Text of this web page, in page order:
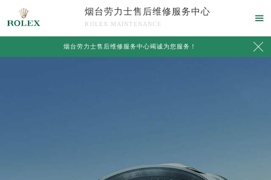
烟台劳力士售后维修服务中心
ROLEX MAINTENANCE

烟台劳力士售后维修服务中心竭诚为您服务！ 